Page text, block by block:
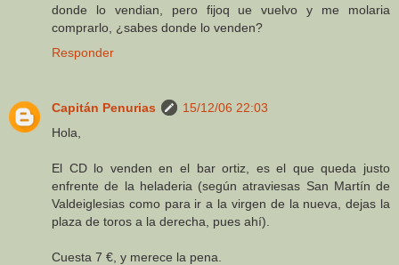
donde lo vendian, pero fijoq ue vuelvo y me molaria
comprarlo, ¿sabes donde lo venden?
Responder
Capitán Penurias
15/12/06 22:03
Hola,
El CD lo venden en el bar ortiz, es el que queda justo
enfrente de la heladeria (según atraviesas San Martín de
Valdeiglesias como para ir a la virgen de la nueva, dejas la
plaza de toros a la derecha, pues ahí).
Cuesta 7 €, y merece la pena.